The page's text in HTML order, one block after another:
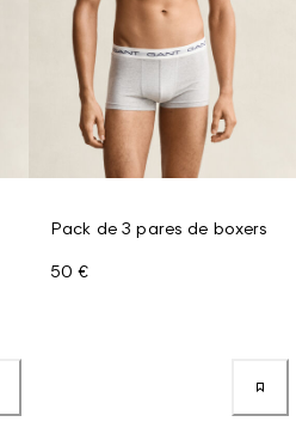
Pack de 3 pares de boxers
50 €